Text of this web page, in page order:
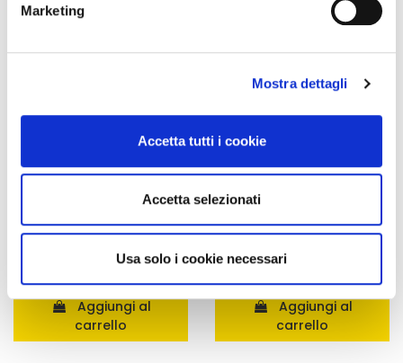
Identificare il tuo dispositivo, scansionandolo
Approfondisci come vengono elaborati i tuoi dati personali
dalla Dichiarazione sui cookie.
Utilizziamo i cookie per personalizzare contenuti ed
analizzare il nostro traffico. Condividiamo inoltre
informazioni sul modo in cui utilizza il nostro sito con i
nostri partner che si occupano di analisi dei dati web,
pubblicità e social media, i quali potrebbero combinarle
con altre informazioni che ha fornito loro o che hanno
raccolto dal suo utilizzo dei loro servizi.
Marketing
Mostra dettagli
Accetta tutti i cookie
Accetta selezionati
Usa solo i cookie necessari
Amin 21 K alla vaniglia
55,18 €
Aggiungi al
carrello
Kit Promo: 3 confezioni
96,00 €
Aggiungi al
carrello